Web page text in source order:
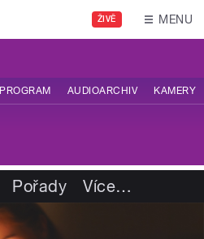
ŽIVĚ MENU
PROGRAM AUDIOARCHIV KAMERY
Pořady Více…